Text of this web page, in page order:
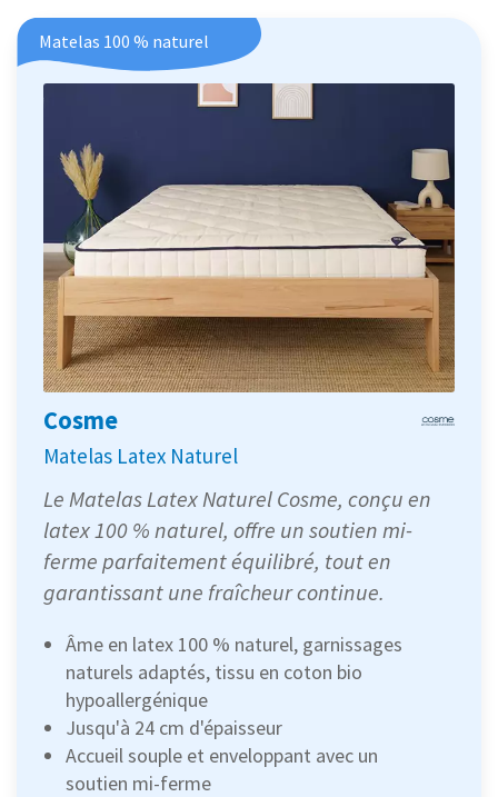
Matelas 100 % naturel
Cosme
Matelas Latex Naturel
Le Matelas Latex Naturel Cosme, conçu en
latex 100 % naturel, offre un soutien mi-
ferme parfaitement équilibré, tout en
garantissant une fraîcheur continue.
Âme en latex 100 % naturel, garnissages
naturels adaptés, tissu en coton bio
hypoallergénique
Jusqu'à 24 cm d'épaisseur
Accueil souple et enveloppant avec un
soutien mi-ferme